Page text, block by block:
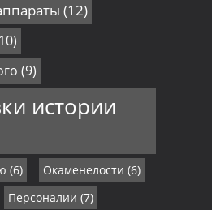
(12)
(9)
истории
(6) Окаменелости (6)
Персоналии (7)